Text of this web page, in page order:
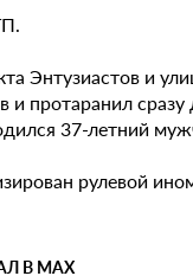
Энтузиастов и
протаранил
37-летний
рулевой
В MAX